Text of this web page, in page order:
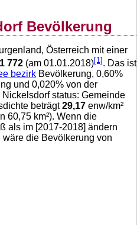
Bevölkerung
Österreich mit einer
1 772 (am 01.01.2018)[1] . Das ist
bezirk Bevölkerung, 0,60%
und 0,020% von der
status: Gemeinde
beträgt29,17 enw/km²
60,75 km²). Wenn die
als im [2017-2018] ändern
wäre die Bevölkerung von